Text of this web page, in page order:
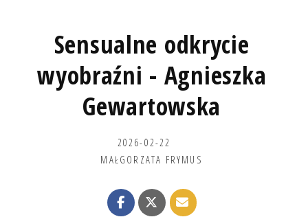
Sensualne odkrycie
wyobraźni - Agnieszka
Gewartowska
2026-02-22
MAŁGORZATA FRYMUS